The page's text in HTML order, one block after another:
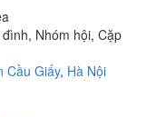
, Nhóm hội, Cặp
Cầu Giấy, Hà Nội